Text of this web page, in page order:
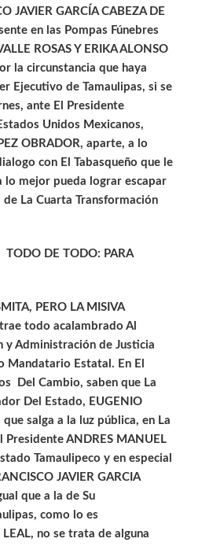
JAVIER GARCÍA CABEZA DE
en las Pompas Fúnebres
ROSAS Y ERIKA ALONSO
la circunstancia que haya
Ejecutivo de Tamaulipas, si se
ante El Presidente
Unidos Mexicanos,
OBRADOR, aparte, a lo
con El Tabasqueño que le
lo mejor pueda lograr escapar
La Cuarta Transformación
DE TODO: PARA
PERO LA MISIVA
todo acalambrado Al
y Administración de Justicia
Mandatario Estatal. En El
Del Cambio, saben que La
Del Estado, EUGENIO
que salga a la luz pública, en La
Presidente ANDRES MANUEL
Tamaulipeco y en especial
JAVIER GARCIA
que a la de Su
como lo es
no se trata de alguna